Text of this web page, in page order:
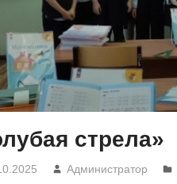
стрела»
Администратор